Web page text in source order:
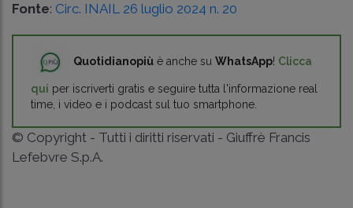
Fonte: Circ. INAIL 26 luglio 2024 n. 20
Quotidianopiù è anche su WhatsApp! Clicca
qui per iscriverti gratis e seguire tutta l'informazione real
time, i video e i podcast sul tuo smartphone.
© Copyright - Tutti i diritti riservati - Giuffrè Francis
Lefebvre S.p.A.